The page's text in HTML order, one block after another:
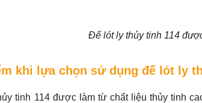
Đế lót ly thủy tinh 114
khi lựa chọn sử dụng đế lót ly
tinh 114 được làm từ chất liệu thủy tinh